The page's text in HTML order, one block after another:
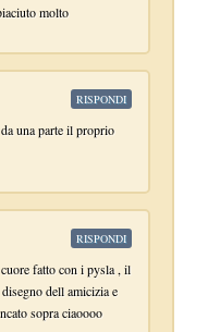
molto
una parte il proprio
RISPONDI
fatto con i pysla , il
dell amicizia e
sopra ciaoooo
RISPONDI